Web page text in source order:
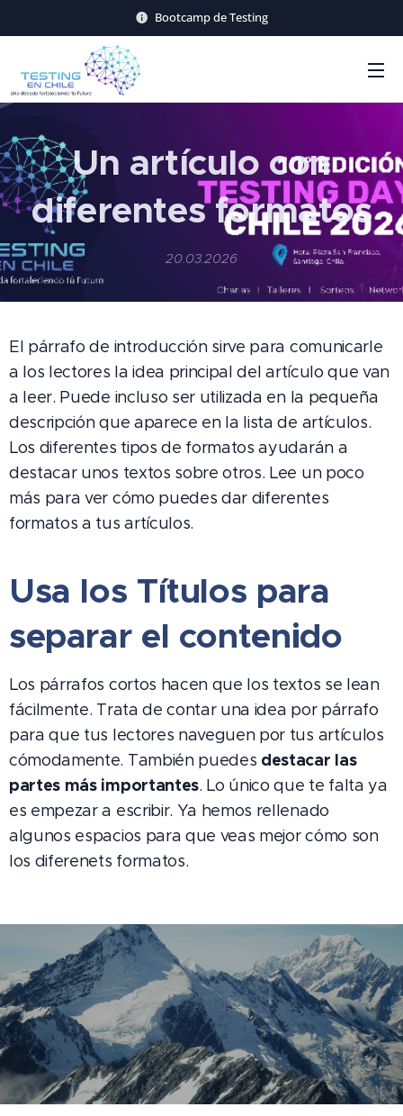
Bootcamp de Testing
Un artículo con
diferentes formatos
20.03.2026
El párrafo de introducción sirve para comunicarle
a los lectores la idea principal del artículo que van
a leer. Puede incluso ser utilizada en la pequeña
descripción que aparece en la lista de artículos.
Los diferentes tipos de formatos ayudarán a
destacar unos textos sobre otros. Lee un poco
más para ver cómo puedes dar diferentes
formatos a tus artículos.
Usa los Títulos para
separar el contenido
Los párrafos cortos hacen que los textos se lean
fácilmente. Trata de contar una idea por párrafo
para que tus lectores naveguen por tus artículos
cómodamente. También puedes destacar las
partes más importantes. Lo único que te falta ya
es empezar a escribir. Ya hemos rellenado
algunos espacios para que veas mejor cómo son
los diferenets formatos.